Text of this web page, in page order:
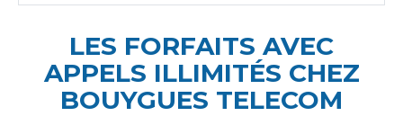
LES FORFAITS AVEC
APPELS ILLIMITÉS CHEZ
BOUYGUES TELECOM